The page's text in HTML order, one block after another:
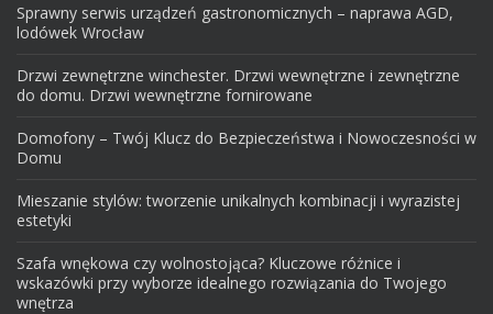
Sprawny serwis urządzeń gastronomicznych – naprawa AGD,
lodówek Wrocław
Drzwi zewnętrzne winchester. Drzwi wewnętrzne i zewnętrzne
do domu. Drzwi wewnętrzne fornirowane
Domofony – Twój Klucz do Bezpieczeństwa i Nowoczesności w
Domu
Mieszanie stylów: tworzenie unikalnych kombinacji i wyrazistej
estetyki
Szafa wnękowa czy wolnostojąca? Kluczowe różnice i
wskazówki przy wyborze idealnego rozwiązania do Twojego
wnętrza